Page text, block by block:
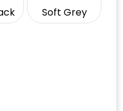
Soft Grey